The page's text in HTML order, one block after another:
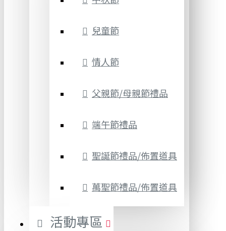
兒童節
情人節
父親節/母親節禮品
端午節禮品
聖誕節禮品/佈置道具
萬聖節禮品/佈置道具
活動專區